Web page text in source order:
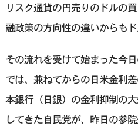
リスク通貨の円売りのドルの
融政策の方向性の違いからも
その流れを受けて始まった今
では、兼ねてからの日米金利
本銀行（日銀）の金利抑制の
してきた自民党が、昨日の参